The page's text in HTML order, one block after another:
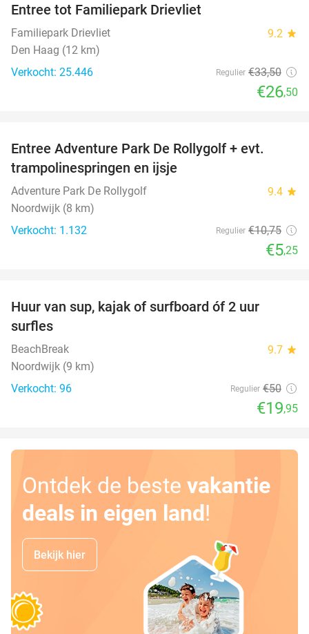
Entree tot Familiepark Drievliet
Familiepark Drievliet 9.2 star
Den Haag (12 km)
Verkocht: 25.446
Regulier €33,50
€26,50
Entree Adventure Park De Rollygolf + evt.
trampolinespringen en ijsje
Adventure Park De Rollygolf 9.4 star
Noordwijk (8 km)
Verkocht: 1.132
Regulier €10,75
€5,25
Huur van sup, kajak of surfboard óf 2 uur
surfles
BeachBreak 9.7 star
Noordwijk (9 km)
Verkocht: 96
Regulier €50
€19,95
Ontdek de beste vakantie
deals in eigen land!
Bekijk hier